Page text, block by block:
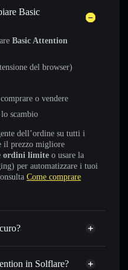
Basic
Basic Attention
del browser)
o vendere
scambio
dell’ordine su tutti i
il prezzo migliore
ordini limite o usare la
per automatizzare i tuoi
Come comprare
in Solflare?